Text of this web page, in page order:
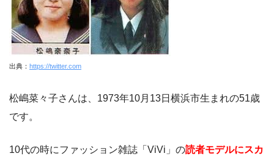
出典： https://twitter.com
松嶋菜々子さんは、1973年10月13日横浜市生まれの51歳
です。
10代の時にファッション雑誌「ViVi」の読者モデルにスカ